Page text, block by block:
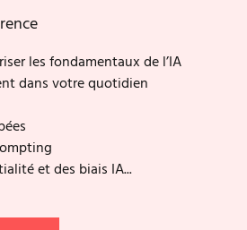
les fondamentaux de l’IA
dans votre quotidien
✔️ Compréhension des enjeux de confidentialité et des biais IA...